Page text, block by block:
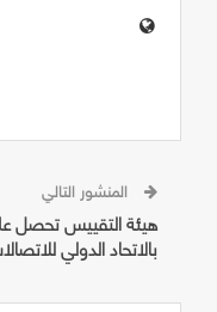
المنشور التالي
هيئة التقييس تحصل
بالاتحاد الدولي